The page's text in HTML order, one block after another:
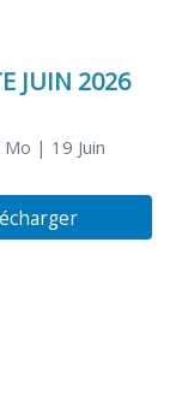
JUIN 2026
| 19 Juin